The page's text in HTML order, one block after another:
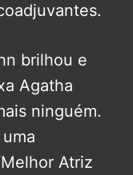
brilhou e
Agatha
ninguém.
Atriz